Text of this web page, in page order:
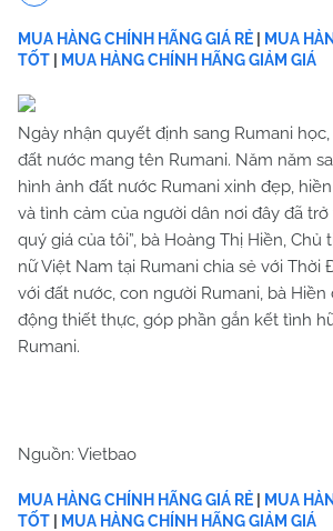
MUA HÀNG CHÍNH HÃNG GIÁ RẺ
MUA
TỐT
MUA HÀNG CHÍNH HÃNG GIẢM GIÁ
Ngày nhận quyết định sang Rumani
đất nước mang tên Rumani. Năm năm
hình ảnh đất nước Rumani xinh đẹp,
và tình cảm của người dân nơi đây đã
quý giá của tôi”, bà Hoàng Thị Hiền, Chủ
nữ Việt Nam tại Rumani chia sẻ với Thời
với đất nước, con người Rumani, bà
động thiết thực, góp phần gắn kết tình
Rumani.
Nguồn: Vietbao
MUA HÀNG CHÍNH HÃNG GIÁ RẺ
MUA
TỐT
MUA HÀNG CHÍNH HÃNG GIẢM GIÁ